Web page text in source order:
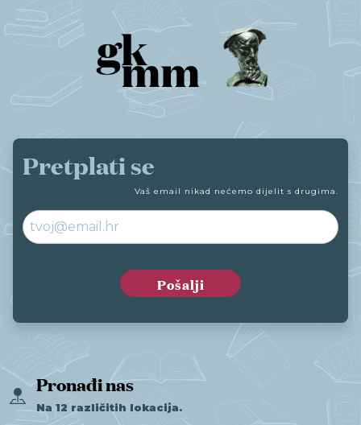
Pretplati se
Vaš email nikad nećemo dijelit s drugima.
Pronađi nas
Na 12 različitih lokacija.